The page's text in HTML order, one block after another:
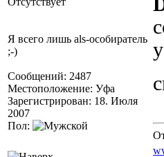
Я всего лишь als-особиратель
;-)
Сообщений: 2487
Местоположение: Уфа
Зарегистрирован: 18. Июля
2007
Пол: